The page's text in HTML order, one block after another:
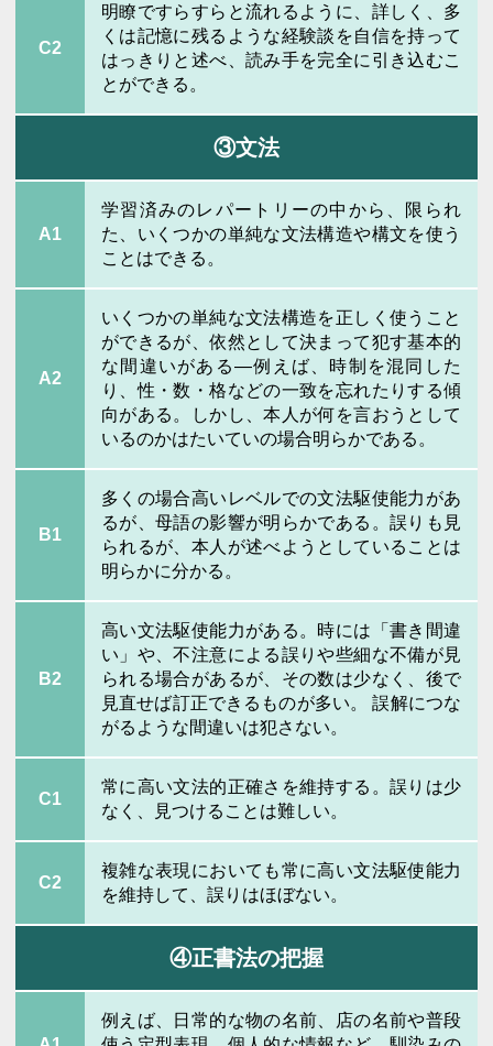
C2
明瞭ですらすらと流れるように、詳しく、多
くは記憶に残るような経験談を⾃信を持って
はっきりと述べ、読み手を完全に引き込むこ
とができる。
③文法
A1
学習済みのレパートリーの中から、限られ
た、いくつかの単純な文法構造や構文を使う
ことはできる。
A2
いくつかの単純な文法構造を正しく使うこと
ができるが、依然として決まって犯す基本的
な間違いがある―例えば、時制を混同した
り、性・数・格などの一致を忘れたりする傾
向がある。しかし、本人が何を言おうとして
いるのかはたいていの場合明らかである。
B1
多くの場合高いレベルでの文法駆使能力があ
るが、母語の影響が明らかである。誤りも見
られるが、本人が述べようとしていることは
明らかに分かる。
B2
高い文法駆使能力がある。時には「書き間違
い」や、不注意による誤りや些細な不備が見
られる場合があるが、その数は少なく、後で
見直せば訂正できるものが多い。 誤解につな
がるような間違いは犯さない。
C1
常に高い文法的正確さを維持する。誤りは少
なく、見つけることは難しい。
C2
複雑な表現においても常に高い文法駆使能力
を維持して、誤りはほぼない。
④正書法の把握
例えば、日常的な物の名前、店の名前や普段